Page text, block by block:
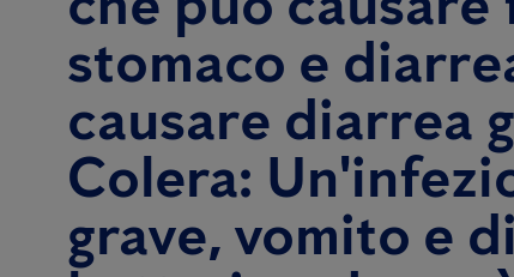
stomaco e
causare diarrea
Colera:
grave, vomito e